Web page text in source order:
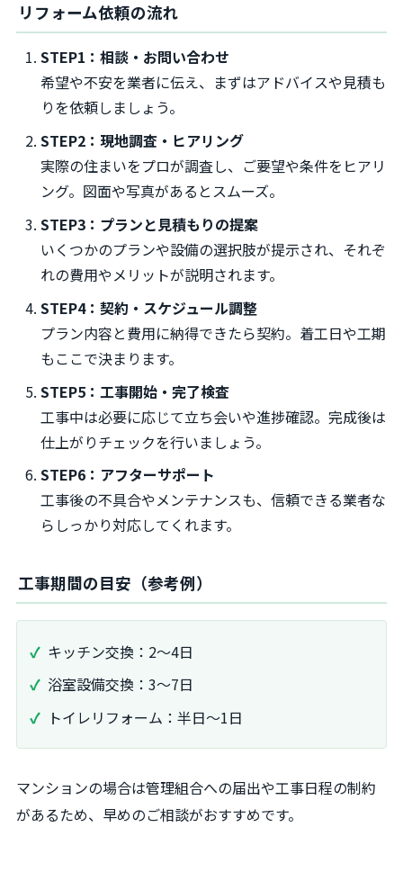
リフォーム依頼の流れ
STEP1：相談・お問い合わせ
希望や不安を業者に伝え、まずはアドバイスや見積も
りを依頼しましょう。
STEP2：現地調査・ヒアリング
実際の住まいをプロが調査し、ご要望や条件をヒアリ
ング。図面や写真があるとスムーズ。
STEP3：プランと見積もりの提案
いくつかのプランや設備の選択肢が提示され、それぞ
れの費用やメリットが説明されます。
STEP4：契約・スケジュール調整
プラン内容と費用に納得できたら契約。着工日や工期
もここで決まります。
STEP5：工事開始・完了検査
工事中は必要に応じて立ち会いや進捗確認。完成後は
仕上がりチェックを行いましょう。
STEP6：アフターサポート
工事後の不具合やメンテナンスも、信頼できる業者な
らしっかり対応してくれます。
工事期間の目安（参考例）
キッチン交換：2〜4日
浴室設備交換：3〜7日
トイレリフォーム：半日〜1日
マンションの場合は管理組合への届出や工事日程の制約
があるため、早めのご相談がおすすめです。